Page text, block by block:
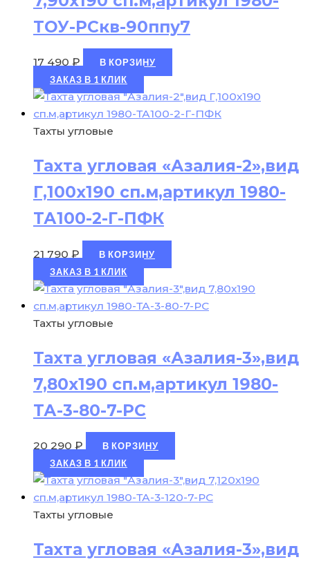
ТОУ-РСкв-90ппу7
17 490 ₽
В КОРЗИНУ
ЗАКАЗ В 1 КЛИК
Тахты угловые
Тахта угловая «Азалия-2»,вид
Г,100х190 сп.м,артикул 1980-
ТА100-2-Г-ПФК
21 790 ₽
В КОРЗИНУ
ЗАКАЗ В 1 КЛИК
Тахты угловые
Тахта угловая «Азалия-3»,вид
7,80х190 сп.м,артикул 1980-
ТА-3-80-7-РС
20 290 ₽
В КОРЗИНУ
ЗАКАЗ В 1 КЛИК
Тахты угловые
Тахта угловая «Азалия-3»,вид